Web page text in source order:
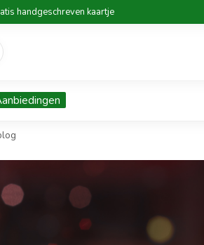
handgeschreven kaartje